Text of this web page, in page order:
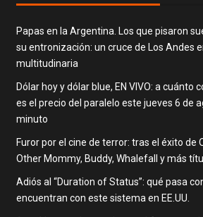
Papas en la Argentina. Los que pisaron
su entronización: un cruce de Los Andes
multitudinaria
Dólar hoy y dólar blue, EN VIVO: a cuánto
es el precio del paralelo este jueves 6 de
minuto
Furor por el cine de terror: tras el éxito de
Other Mommy, Buddy, Whalefall y más
Adiós al “Duration of Status”: qué pasa
encuentran con este sistema en EE.UU.